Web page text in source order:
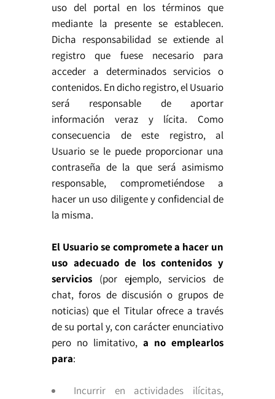
uso del portal en los términos que
mediante la presente se establecen.
Dicha responsabilidad se extiende al
registro que fuese necesario para
acceder a determinados servicios o
contenidos. En dicho registro, el Usuario
será responsable de aportar
información veraz y lícita. Como
consecuencia de este registro, al
Usuario se le puede proporcionar una
contraseña de la que será asimismo
responsable, comprometiéndose a
hacer un uso diligente y confidencial de
la misma.
El Usuario se compromete a hacer un
uso adecuado de los contenidos y
servicios (por ejemplo, servicios de
chat, foros de discusión o grupos de
noticias) que el Titular ofrece a través
de su portal y, con carácter enunciativo
pero no limitativo, a no emplearlos
para:
Incurrir en actividades ilícitas,